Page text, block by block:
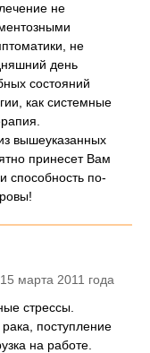
не
не
день
состояний
как системные
вышеуказанных
принесет Вам
способность по-
15 марта 2011 года
стрессы.
поступление
на работе.